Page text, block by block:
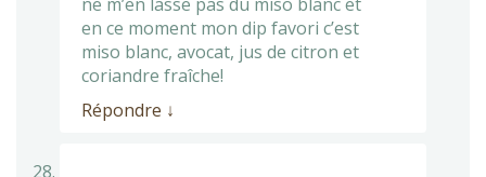
ne m’en lasse pas du miso blanc et
en ce moment mon dip favori c’est
miso blanc, avocat, jus de citron et
coriandre fraîche!
Répondre ↓